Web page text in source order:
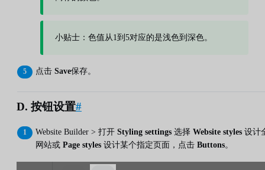
小贴士：色值从1到5对应的是浅色到深色。
点击 Save保存。
D. 按钮设置#
Website Builder > 打开 Styling settings 选择 Website styles 设计
网站或 Page styles 设计某个指定页面，点击 Buttons。